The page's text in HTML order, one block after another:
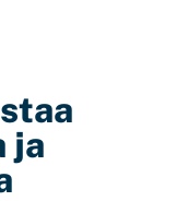
ja